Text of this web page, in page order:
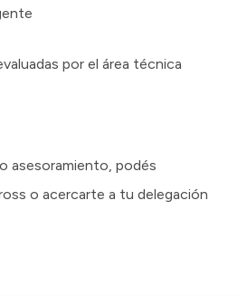
por el área técnica
asesoramiento, podés
o acercarte a tu delegación